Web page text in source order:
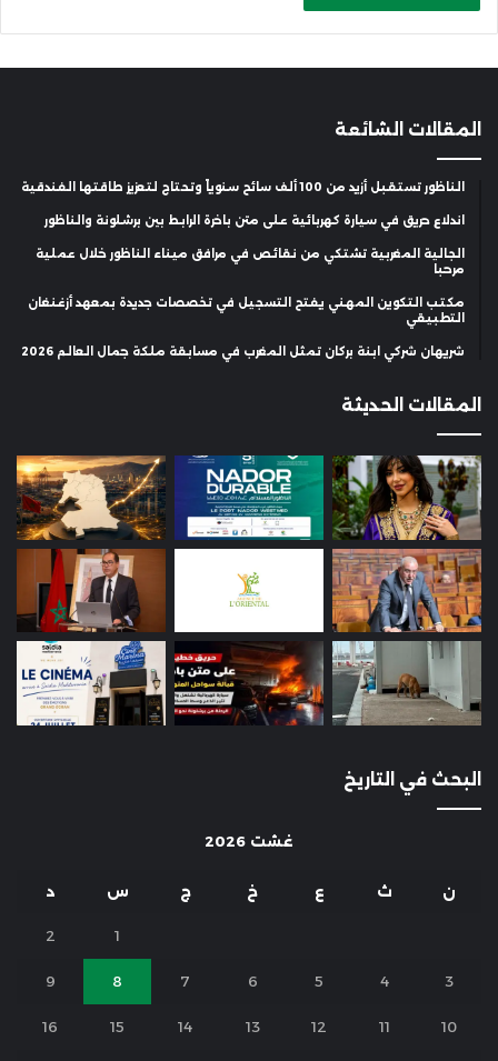
المقالات الشائعة
الناظور تستقبل أزيد من 100 ألف سائح سنوياً وتحتاج لتعزيز طاقتها الفندقية
اندلاع حريق في سيارة كهربائية على متن باخرة الرابط بين برشلونة والناظور
الجالية المغربية تشتكي من نقائص في مرافق ميناء الناظور خلال عملية
مرحبا
مكتب التكوين المهني يفتح التسجيل في تخصصات جديدة بمعهد أزغنغان
التطبيقي
شريهان شركي ابنة بركان تمثل المغرب في مسابقة ملكة جمال العالم 2026
المقالات الحديثة
البحث في التاريخ
غشت 2026
ن ث ع خ ج س د
1
2
3
4
5
6
7
8
9
10
11
12
13
14
15
16